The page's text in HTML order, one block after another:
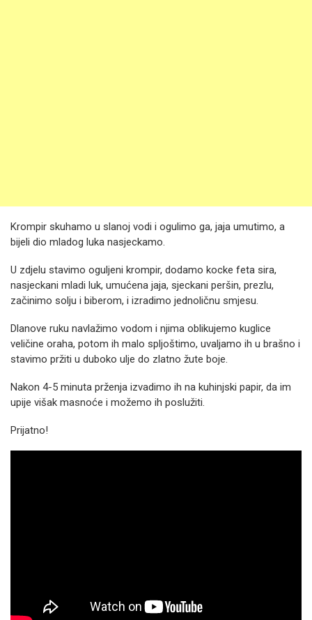
Krompir skuhamo u slanoj vodi i ogulimo ga, jaja umutimo, a
bijeli dio mladog luka nasjeckamo.
U zdjelu stavimo oguljeni krompir, dodamo kocke feta sira,
nasjeckani mladi luk, umućena jaja, sjeckani peršin, prezlu,
začinimo solju i biberom, i izradimo jednoličnu smjesu.
Dlanove ruku navlažimo vodom i njima oblikujemo kuglice
veličine oraha, potom ih malo spljoštimo, uvaljamo ih u brašno i
stavimo pržiti u duboko ulje do zlatno žute boje.
Nakon 4-5 minuta prženja izvadimo ih na kuhinjski papir, da im
upije višak masnoće i možemo ih poslužiti.
Prijatno!